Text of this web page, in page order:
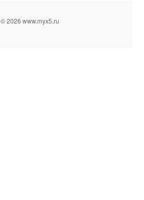
© 2026 www.myx5.ru